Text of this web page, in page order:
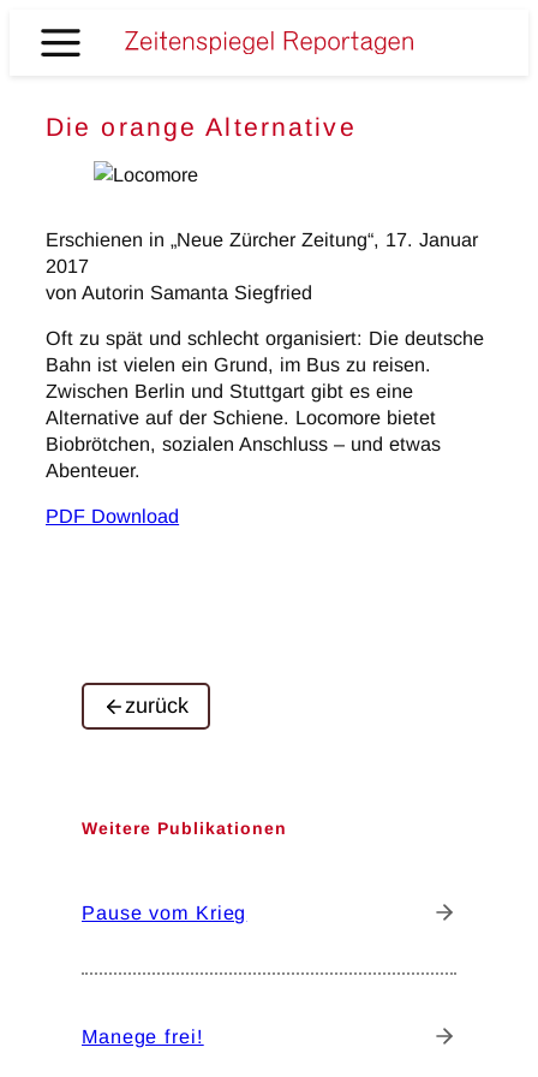
Inhalt
Zeitenspiegel
Die orange Alternative
Erschienen in „Neue Zürcher Zeitung“, 17. Januar
2017
von Autorin Samanta Siegfried
Oft zu spät und schlecht organisiert: Die deutsche
Bahn ist vielen ein Grund, im Bus zu reisen.
Zwischen Berlin und Stuttgart gibt es eine
Alternative auf der Schiene. Locomore bietet
Biobrötchen, sozialen Anschluss – und etwas
Abenteuer.
PDF Download
zurück
Weitere Publikationen
Pause vom Krieg
Manege frei!